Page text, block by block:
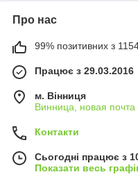
Про нас
99% позитивних з 1154
Працює з 29.03.2016
м. Вінниця
Винница, новая
Контакти
Сьогодні працює з
Показати весь